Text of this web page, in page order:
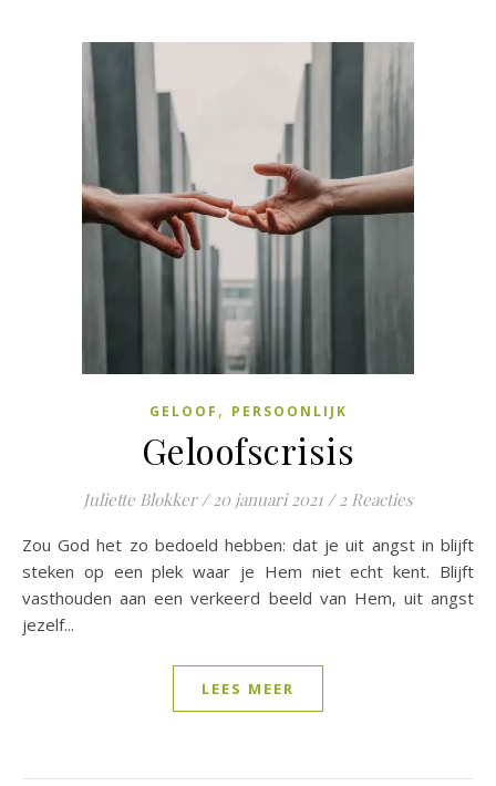
GELOOF , PERSOONLIJK
Geloofscrisis
Juliette Blokker / 20 januari 2021 / 2 Reacties
Zou God het zo bedoeld hebben: dat je uit angst in blijft
steken op een plek waar je Hem niet echt kent. Blijft
vasthouden aan een verkeerd beeld van Hem, uit angst
jezelf...
LEES MEER